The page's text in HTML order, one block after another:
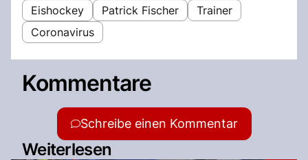
Eishockey Patrick Fischer
Trainer
Coronavirus
Kommentare
Schreibe einen Kommentar
Weiterlesen